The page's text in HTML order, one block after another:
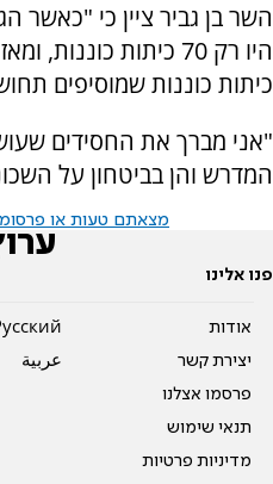
השר בן גביר ציין כי "כאשר
כיתות כוננות שמוסיפים
"אני מברך את החסידים
המדרש והן בביטחון על
מצאתם טעות או
פנו אלינו
אודות
יצירת קשר
פרסמו אצלנו
תנאי שימוש
מדיניות פרטיות
عربية